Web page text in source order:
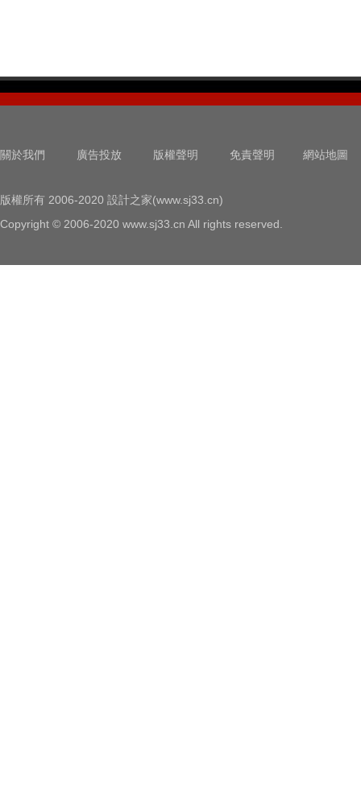
關於我們 廣告投放 版權聲明 免責聲明 網站地圖
版權所有 2006-2020 設計之家(www.sj33.cn)
Copyright © 2006-2020 www.sj33.cn All rights reserved.